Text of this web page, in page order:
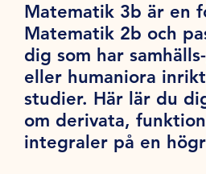
Matematik 3b är en
Matematik 2b och
dig som har
eller humaniora
studier. Här lär du
om derivata,
integraler på en